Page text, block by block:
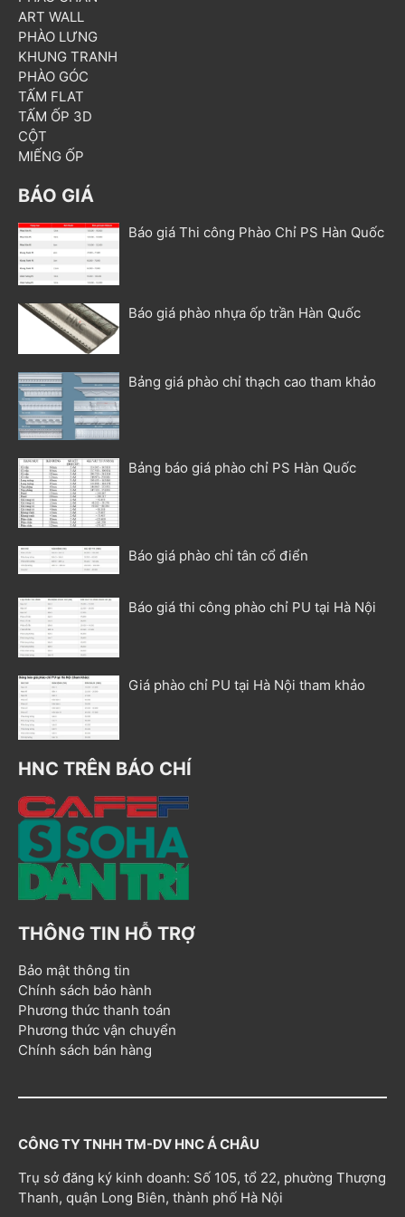
ART WALL
PHÀO LƯNG
KHUNG TRANH
PHÀO GÓC
TẤM FLAT
TẤM ỐP 3D
CỘT
MIẾNG ỐP
BÁO GIÁ
Báo giá Thi công Phào Chỉ PS Hàn Quốc
Báo giá phào nhựa ốp trần Hàn Quốc
Bảng giá phào chỉ thạch cao tham khảo
Bảng báo giá phào chỉ PS Hàn Quốc
Báo giá phào chỉ tân cổ điển
Báo giá thi công phào chỉ PU tại Hà Nội
Giá phào chỉ PU tại Hà Nội tham khảo
HNC TRÊN BÁO CHÍ
THÔNG TIN HỖ TRỢ
Bảo mật thông tin
Chính sách bảo hành
Phương thức thanh toán
Phương thức vận chuyển
Chính sách bán hàng
CÔNG TY TNHH TM-DV HNC Á CHÂU
Trụ sở đăng ký kinh doanh: Số 105, tổ 22, phường Thượng
Thanh, quận Long Biên, thành phố Hà Nội